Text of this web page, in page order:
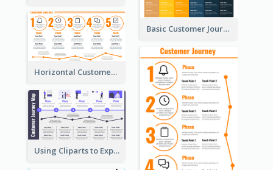
Basic Customer Journey Map Template
Horizontal Customer Journey Map Template
Using Cliparts to Explain Phases in CJM